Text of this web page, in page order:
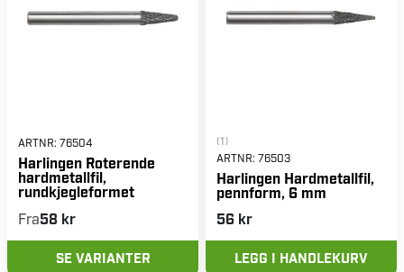
ARTNR: 76504
Harlingen Roterende
hardmetallfil,
rundkjegleformet
Fra58 kr
SE VARIANTER
(1)
ARTNR: 76503
Harlingen Hardmetallfil,
pennform, 6 mm
56 kr
LEGG I HANDLEKURV